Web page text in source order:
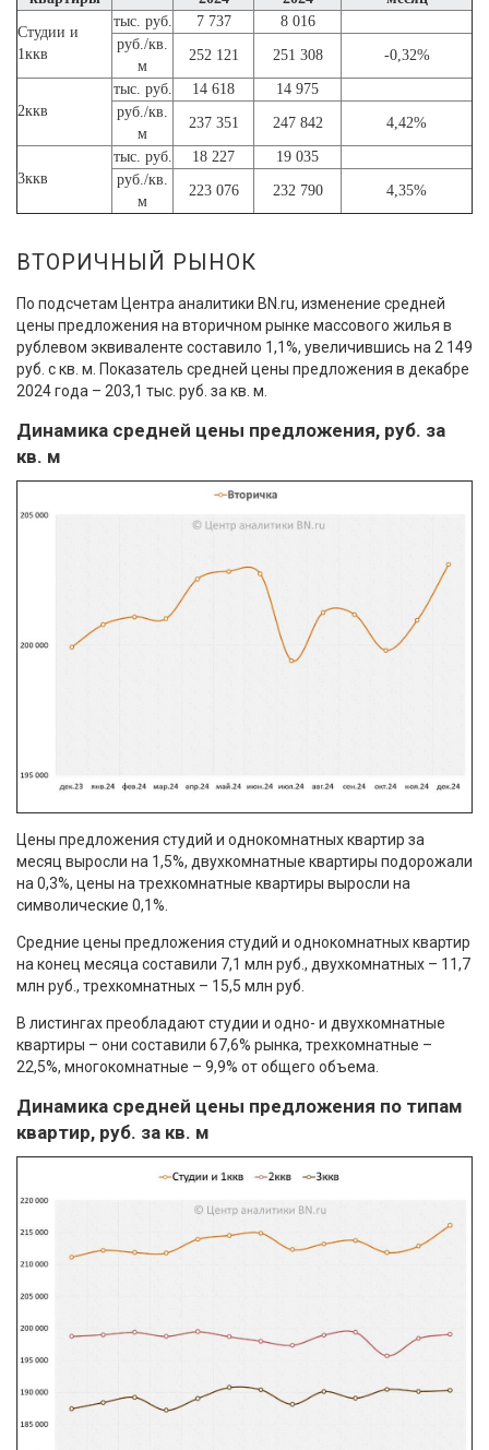
Студии и
1ккв
тыс. руб. 7 737
8 016
руб./кв.
м
252 121 251 308 -0,32%
2ккв
тыс. руб. 14 618
14 975
руб./кв.
м
237 351 247 842 4,42%
3ккв
тыс. руб. 18 227
19 035
руб./кв.
м
223 076 232 790 4,35%
ВТОРИЧНЫЙ РЫНОК
По подсчетам Центра аналитики BN.ru, изменение средней
цены предложения на вторичном рынке массового жилья в
рублевом эквиваленте составило 1,1%, увеличившись на 2 149
руб. с кв. м. Показатель средней цены предложения в декабре
2024 года – 203,1 тыс. руб. за кв. м.
Динамика средней цены предложения, руб. за
кв. м
Цены предложения студий и однокомнатных квартир за
месяц выросли на 1,5%, двухкомнатные квартиры подорожали
на 0,3%, цены на трехкомнатные квартиры выросли на
символические 0,1%.
Средние цены предложения студий и однокомнатных квартир
на конец месяца составили 7,1 млн руб., двухкомнатных – 11,7
млн руб., трехкомнатных – 15,5 млн руб.
В листингах преобладают студии и одно- и двухкомнатные
квартиры – они составили 67,6% рынка, трехкомнатные –
22,5%, многокомнатные – 9,9% от общего объема.
Динамика средней цены предложения по типам
квартир, руб. за кв. м